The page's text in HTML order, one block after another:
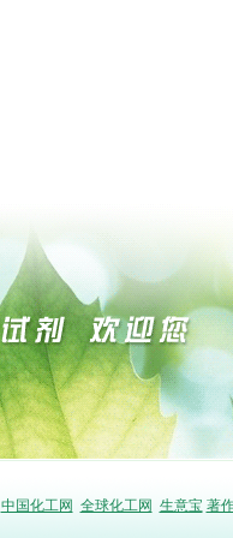
中国化工网 全球化工网 生意宝 著